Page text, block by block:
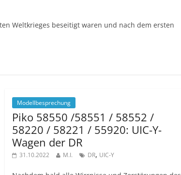
Weltkrieges beseitigt waren und nach dem ersten
Modellbesprechung
Piko 58550 /58551 / 58552 /
58220 / 58221 / 55920: UIC-Y-
Wagen der DR
31.10.2022 M.I. DR, UIC-Y